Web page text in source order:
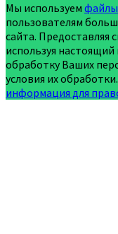
Мы используем
пользователям
сайта. Предоставляя
используя настоящий
обработку Ваших
условия их обработки.
информация для